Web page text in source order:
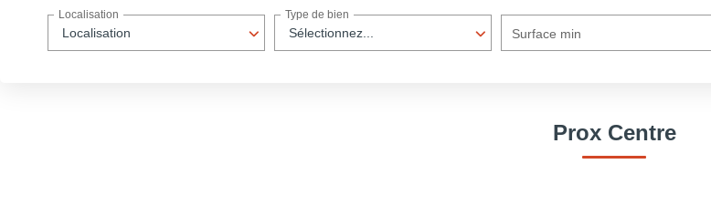
Localisation
Localisation
Sélectionnez...
Type de bien
Surface min
Prox Centre